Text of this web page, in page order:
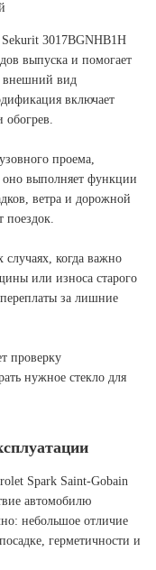
Sekurit 3017BGNHB1H
выпуска и помогает
внешний вид
включает
обогрев.
проема,
оно выполняет функции
ветра и дорожной
поездок.
когда важно
или износа старого
переплаты за лишние
проверку
нужное стекло для
Spark Saint-Gobain
автомобилю
небольшое отличие
герметичности и